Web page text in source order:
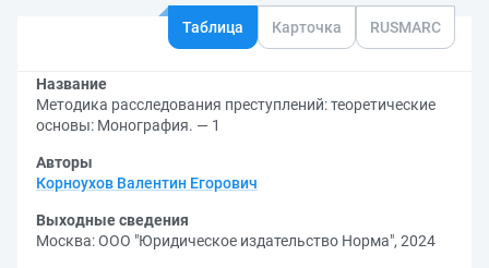
Таблица Карточка RUSMARC
Название
Методика расследования преступлений: теоретические
основы: Монография. — 1
Авторы
Корноухов Валентин Егорович
Выходные сведения
Москва: ООО "Юридическое издательство Норма", 2024